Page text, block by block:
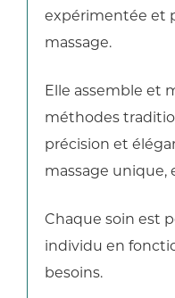
expérimentée et
massage.
Elle assemble et
méthodes
précision et
massage unique,
Chaque soin est
individu en
besoins.